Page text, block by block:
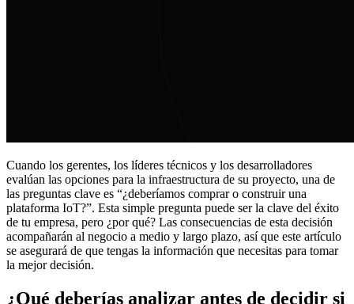
Cuando los gerentes, los líderes técnicos y los desarrolladores
evalúan las opciones para la infraestructura de su proyecto, una de
las preguntas clave es “¿deberíamos comprar o construir una
plataforma IoT?”. Esta simple pregunta puede ser la clave del éxito
de tu empresa, pero ¿por qué? Las consecuencias de esta decisión
acompañarán al negocio a medio y largo plazo, así que este artículo
se asegurará de que tengas la información que necesitas para tomar
la mejor decisión.
¿Qué deberías analizar antes de decidir si